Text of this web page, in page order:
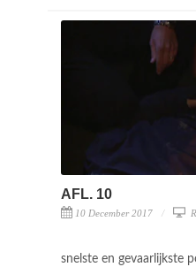
AFL. 10
10 December 2017
snelste en gevaarlijkste